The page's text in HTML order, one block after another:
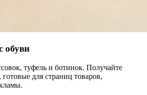
обуви
туфель и ботинок. Получайте
для страниц товаров,